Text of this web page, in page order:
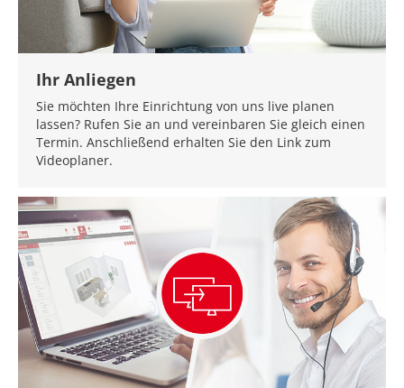
Ihr Anliegen
Sie möchten Ihre Einrichtung von uns live planen
lassen? Rufen Sie an und vereinbaren Sie gleich einen
Termin. Anschließend erhalten Sie den Link zum
Videoplaner.